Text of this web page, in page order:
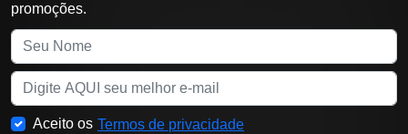
promoções.
Aceito os Termos de privacidade